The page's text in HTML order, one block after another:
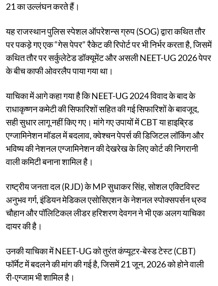
21 का उल्लंघन करते हैं।
यह राजस्थान पुलिस स्पेशल ऑपरेशन्स ग्रुप (SOG) द्वारा कथित तौर
पर पकड़े गए एक “गेस पेपर” रैकेट की रिपोर्ट पर भी निर्भर करता है, जिसमें
कथित तौर पर सर्कुलेटेड डॉक्यूमेंट और असली NEET-UG 2026 पेपर
के बीच काफी ओवरलैप पाया गया था।
याचिका में आगे कहा गया है कि NEET-UG 2024 विवाद के बाद के
राधाकृष्णन कमेटी की सिफारिशों सहित की गई सिफारिशों के बावजूद,
सही सुधार लागू नहीं किए गए। मांगे गए उपायों में CBT या हाइब्रिड
एग्जामिनेशन मॉडल में बदलाव, क्वेश्चन पेपर्स की डिजिटल लॉकिंग और
भविष्य की नेशनल एग्जामिनेशन की देखरेख के लिए कोर्ट की निगरानी
वाली कमिटी बनाना शामिल है।
राष्ट्रीय जनता दल (RJD) के MP सुधाकर सिंह, सोशल एक्टिविस्ट
अनुभव गर्ग, इंडियन मेडिकल एसोसिएशन के नेशनल स्पोक्सपर्सन ध्रुव
चौहान और पॉलिटिकल लीडर हरिशरण देवगन ने भी एक अलग याचिका
दायर की है।
उनकी याचिका में NEET-UG को तुरंत कंप्यूटर-बेस्ड टेस्ट (CBT)
फॉर्मेट में बदलने की मांग की गई है, जिसमें 21 जून, 2026 को होने वाली
री-एग्जाम भी शामिल है।